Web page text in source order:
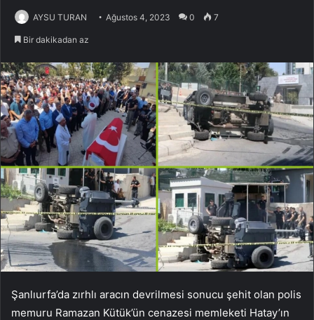
AYSU TURAN Ağustos 4, 2023 0 7
Bir dakikadan az
Şanlıurfa’da zırhlı aracın devrilmesi sonucu şehit olan polis
memuru Ramazan Kütük’ün cenazesi memleketi Hatay’ın